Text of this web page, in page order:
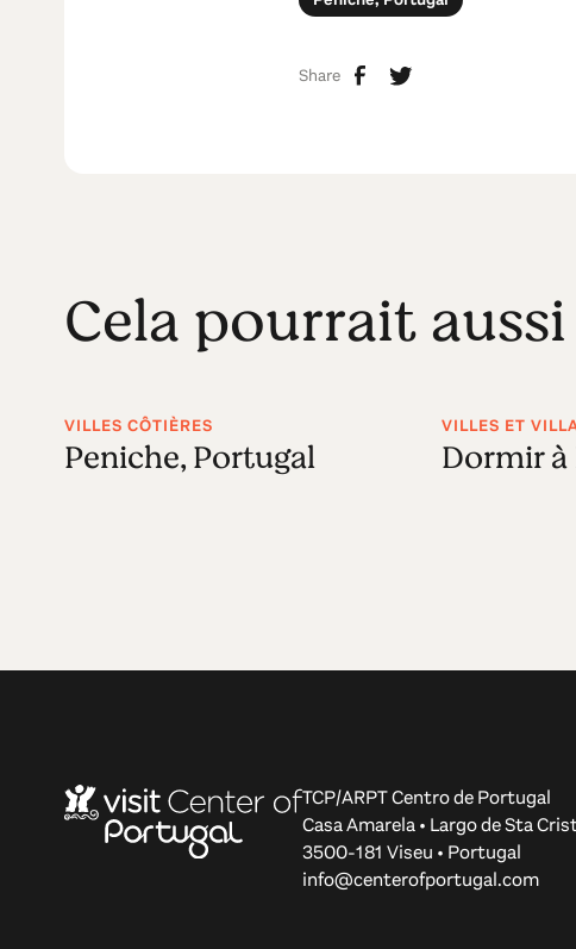
Share
Cela pourrait
VILLES CÔTIÈRES
Peniche, Portugal
VILLES ET
Dormir à
TCP/ARPT Centro de Portugal
Casa Amarela • Largo de Sta
3500-181 Viseu • Portugal
info@centerofportugal.com